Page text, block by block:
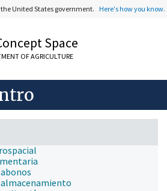
United States government. Here's how you know.
Space
OF AGRICULTURE
insectos